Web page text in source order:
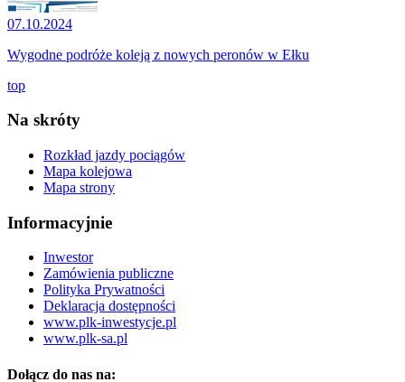
07.10.2024
Wygodne podróże koleją z nowych peronów w Ełku
top
Na skróty
Rozkład jazdy pociągów
Mapa kolejowa
Mapa strony
Informacyjnie
Inwestor
Zamówienia publiczne
Polityka Prywatności
Deklaracja dostępności
www.plk-inwestycje.pl
www.plk-sa.pl
Dołącz do nas na: